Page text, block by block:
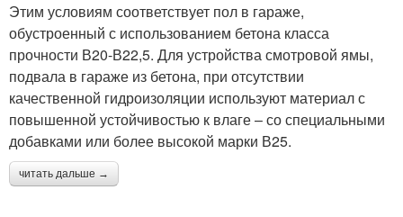
Этим условиям соответствует пол в гараже,
обустроенный с использованием бетона класса
прочности В20-В22,5. Для устройства смотровой ямы,
подвала в гараже из бетона, при отсутствии
качественной гидроизоляции используют материал с
повышенной устойчивостью к влаге – со специальными
добавками или более высокой марки В25.
читать дальше →